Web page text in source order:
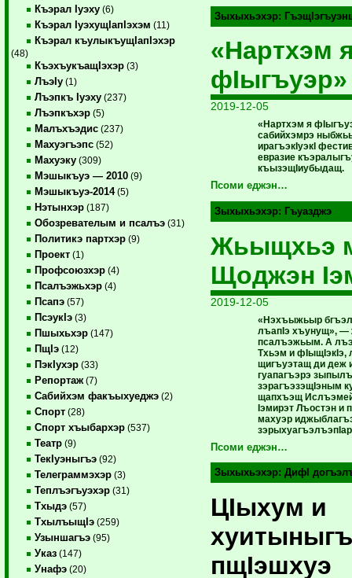
Къэрал Iуэху (6)
Къэрал IуэхущIапIэхэм (11)
Къэрал къулыкъущIапIэхэр
(48)
КъэхъукъащIэхэр (3)
ЛъэIу (1)
Лъэпкъ Iуэху (237)
Лъэпкъхэр (5)
Малъхъэдис (237)
Махуэгъэпс (52)
Махуэку (309)
Мэшыкъуэ — 2010 (9)
Мэшыкъуэ-2014(5)
Нэтынхэр (187)
Обозревателым и псалъэ (31)
Политикэ партхэр (9)
Проект (1)
Профсоюзхэр (4)
Псалъэжьхэр (4)
Псапэ (57)
ПсэукIэ (3)
Пшыхьхэр (147)
ПщIэ (12)
ПэкIухэр (33)
Репортаж (7)
Сабийхэм факъыхуеджэ (2)
Спорт (28)
Спорт хъыбархэр (537)
Театр (9)
ТекIуэныгъэ (92)
Телеграммэхэр (3)
Теплъэгъуэхэр (31)
Тхыдэ (57)
ТхылъыщIэ (259)
Узыншагъэ (95)
Указ (147)
Унафэ (20)
Зыхыхьэхэр:
«Нартхэм
фIыгъуэр»
2019-12-05
«Нартхэм я
сабийхэмрэ
ирагъэкIуэкI
евразие
къызэщIиубыдащ.
Псоми еджэн…
Зыхыхьэхэр: Гъуазджэ
Жьыщхьэ
Щоджэн
2019-12-05
«Нэхъыжьыр
лъапIэ хъунущ», —
псалъэжьым. А
Тхьэм и фIыщIэкIэ,
щигъуэтащ ди деж
гуапагъэрэ
зэрагъэзэщIэным
щапхъэщ
Iэмирэт Лъостэн
махуэр
Псоми еджэн…
Зыхыхьэхэр:ДифI
ЦIыхум и
пщIэшхуэ